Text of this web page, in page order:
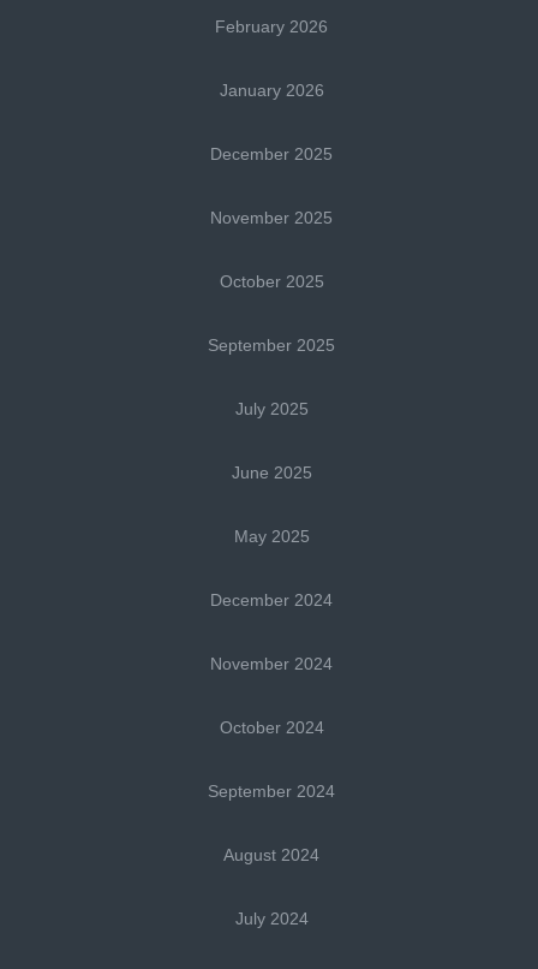
February 2026
January 2026
December 2025
November 2025
October 2025
September 2025
July 2025
June 2025
May 2025
December 2024
November 2024
October 2024
September 2024
August 2024
July 2024